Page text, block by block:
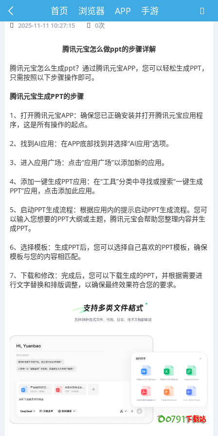
首页 浏览器 APP 手游
2025-11-11 10:27:15 0次
腾讯元宝怎么做ppt的步骤详解
腾讯元宝怎么生成ppt？通过腾讯元宝APP，您可以轻松生成PPT，
只需按照以下步骤操作即可。
腾讯元宝生成PPT的步骤
1、打开腾讯元宝APP：确保您已正确安装并打开腾讯元宝应用程
序，这是所有操作的起点。
2、找到AI应用：在APP底部找到并选择“AI应用”选项。
3、进入应用广场：点击“应用广场”以添加新的应用。
4、添加一键生成PPT应用：在“工具”分类中寻找或搜索“一键生成
PPT”应用，点击添加此应用。
5、启动PPT生成流程：根据应用内的提示启动PPT生成流程。您可
以输入您想要的PPT大纲或主题，腾讯元宝会帮助您整理内容并生
成PPT。
6、选择模板：生成PPT后，您可以选择自己喜欢的PPT模板，确保
模板与您的内容相匹配。
7、下载和修改：完成后，您可以下载生成的PPT，并根据需要进
行文字替换和排版调整，以确保最终效果符合您的要求。